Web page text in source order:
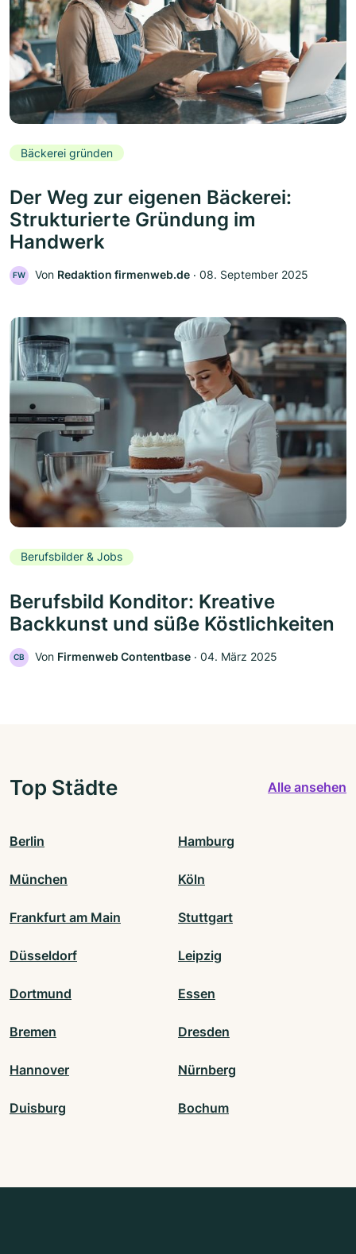
Bäckerei gründen
Der Weg zur eigenen Bäckerei:
Strukturierte Gründung im
Handwerk
FW Von Redaktion firmenweb.de ‧ 08. September 2025
Berufsbilder & Jobs
Berufsbild Konditor: Kreative
Backkunst und süße Köstlichkeiten
CB Von Firmenweb Contentbase ‧ 04. März 2025
Top Städte Alle ansehen
Berlin Hamburg
München Köln
Frankfurt am Main Stuttgart
Düsseldorf Leipzig
Dortmund Essen
Bremen Dresden
Hannover Nürnberg
Duisburg Bochum